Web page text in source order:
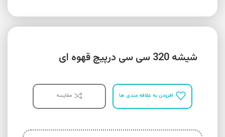
شیشه 320 سی سی درپیچ قهوه ای
افزودن به علاقه مندی ها مقایسه